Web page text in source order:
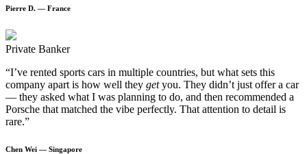
Pierre D. — France
Private Banker
“I’ve rented sports cars in multiple countries, but what sets this
company apart is how well they getyou. They didn’t just offer a car
— they asked what I was planning to do, and then recommended a
Porsche that matched the vibe perfectly. That attention to detail is
rare.”
Chen Wei — Singapore